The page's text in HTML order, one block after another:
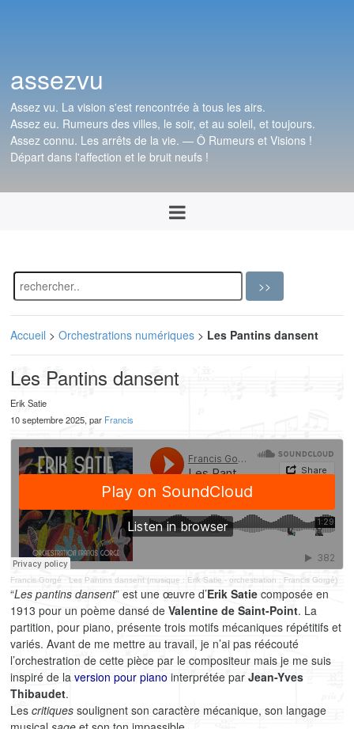
assezvu
Assez vu. La vision s'est rencontrée à tous les airs.
Assez eu. Rumeurs des villes, le soir, et au soleil, et toujours.
Assez connu. Les arrêts de la vie. — Ô Rumeurs et Visions !
Départ dans l'affection et le bruit neufs !
Accueil >Orchestrations numériques > Les Pantins dansent
Les Pantins dansent
Erik Satie
10 septembre 2025, par Francis
Francis Gorgé · Les Pantins dansent (musique : Erik Satie - orchestration : Francis Gorgé)
“Les pantins dansent” est une œuvre d’Erik Satie composée en
1913 pour un poème dansé deValentine de Saint-Point. La
partition, pour piano, présente trois motifs mécaniques répétitifs et
variés. Avant de me mettre au travail, je n’ai pas réécouté
l’orchestration de cette pièce par le compositeur mais je me suis
inspiré de laversion pour piano interprétée par Jean-Yves
Thibaudet.
Lescritiques soulignent son caractère mécanique, son langage